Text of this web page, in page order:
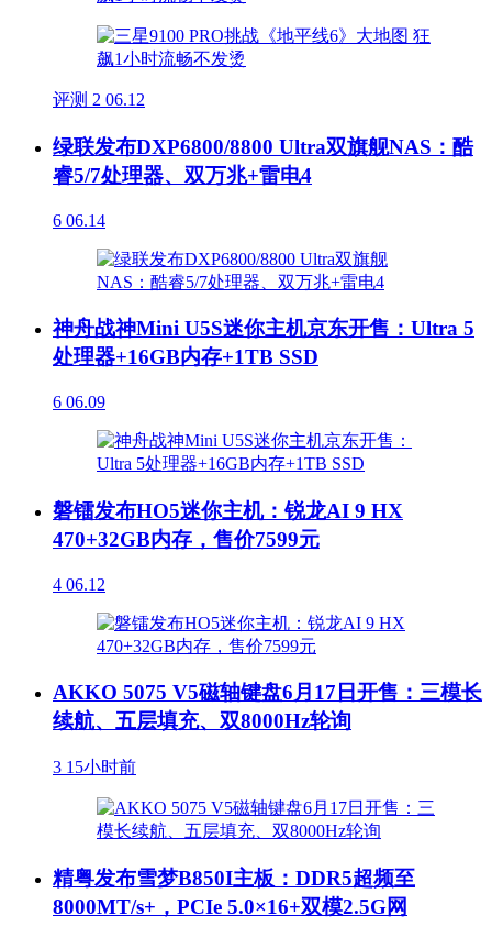
评测 2 06.12
绿联发布DXP6800/8800 Ultra双旗舰NAS：酷
睿5/7处理器、双万兆+雷电4
6 06.14
神舟战神Mini U5S迷你主机京东开售：Ultra 5
处理器+16GB内存+1TB SSD
6 06.09
磐镭发布HO5迷你主机：锐龙AI 9 HX
470+32GB内存，售价7599元
4 06.12
AKKO 5075 V5磁轴键盘6月17日开售：三模长
续航、五层填充、双8000Hz轮询
3 15小时前
精粤发布雪梦B850I主板：DDR5超频至
8000MT/s+，PCIe 5.0×16+双模2.5G网